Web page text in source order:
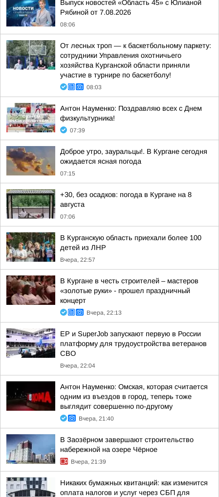
Выпуск новостей «Область 45» с Юлианой
Рябиной от 7.08.2026
08:06
От лесных троп — к баскетбольному паркету:
сотрудники Управления охотничьего
хозяйства Курганской области приняли
участие в турнире по баскетболу!
08:03
Антон Науменко: Поздравляю всех с Днем
физкультурника!
07:39
Доброе утро, зауральцы!. В Кургане сегодня
ожидается ясная погода
07:15
+30, без осадков: погода в Кургане на 8
августа
07:06
В Курганскую область приехали более 100
детей из ЛНР
Вчера, 22:57
В Кургане в честь строителей – мастеров
«золотые руки» - прошел праздничный
концерт
Вчера, 22:13
ЕР и SuperJob запускают первую в России
платформу для трудоустройства ветеранов
СВО
Вчера, 22:04
Антон Науменко: Омская, которая считается
одним из въездов в город, теперь тоже
выглядит совершенно по-другому
Вчера, 21:40
В Заозёрном завершают строительство
набережной на озере Чёрное
Вчера, 21:39
Никаких бумажных квитанций: как изменится
оплата налогов и услуг через СБП для